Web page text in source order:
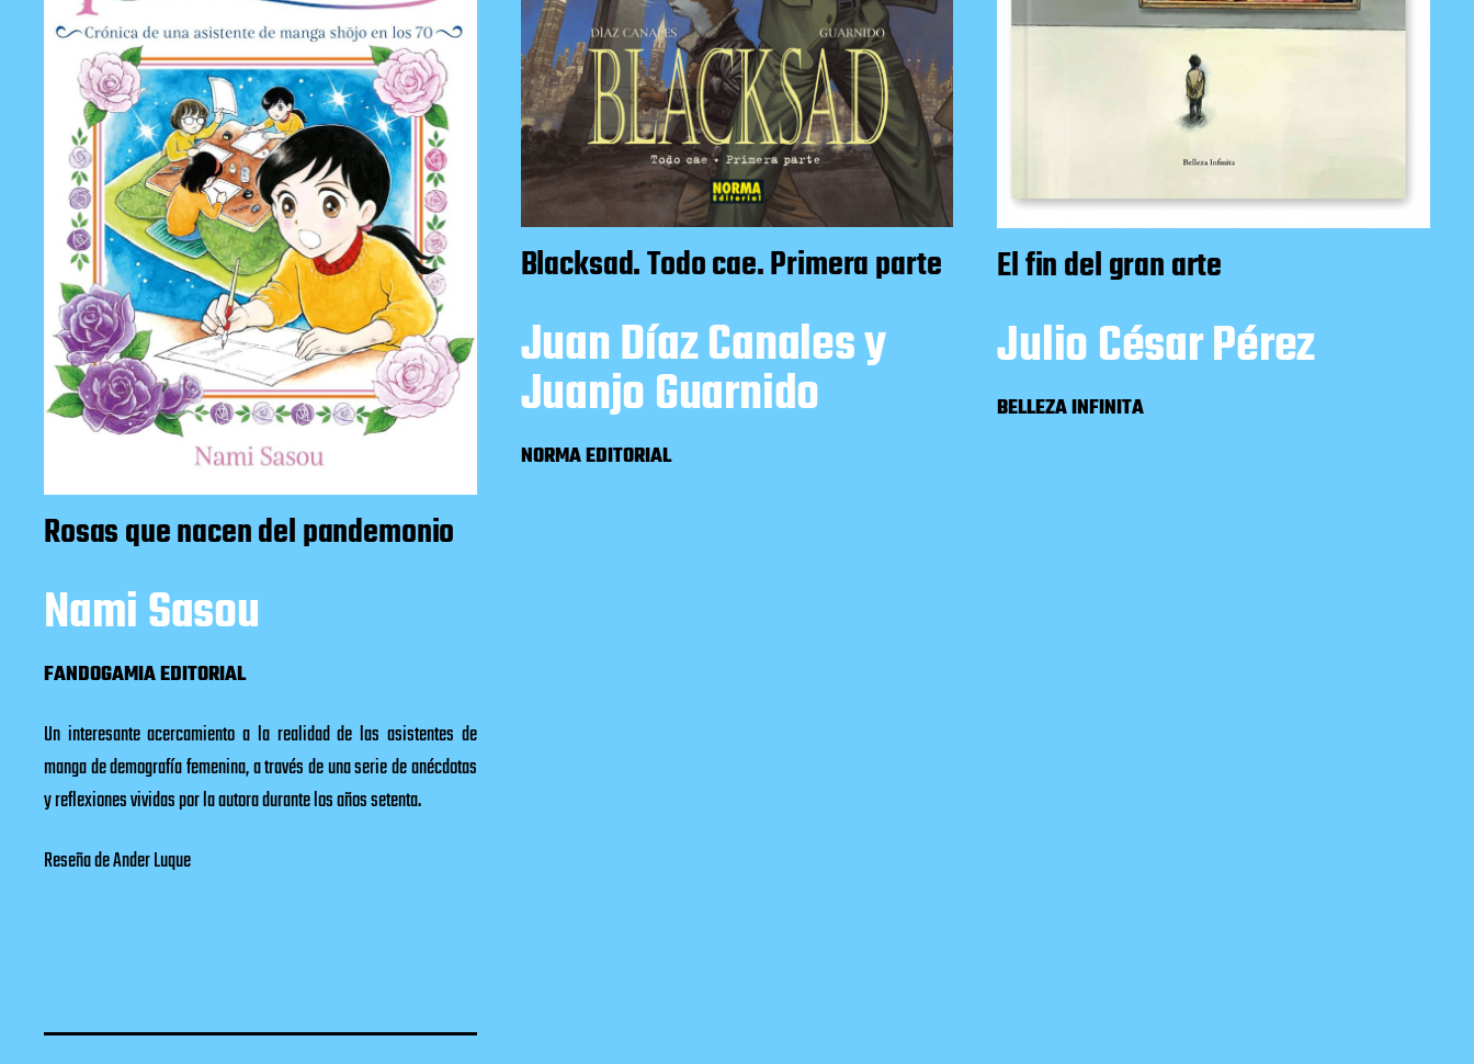
Blacksad. Todo cae. Primera parte
Juan Díaz Canales y
Juanjo Guarnido
NORMA EDITORIAL
El fin del gran arte
Julio César Pérez
BELLEZA INFINITA
Rosas que nacen del pandemonio
Nami Sasou
FANDOGAMIA EDITORIAL
Un interesante acercamiento a la realidad de las asistentes de
manga de demografía femenina, a través de una serie de anécdotas
y reflexiones vividas por la autora durante los años setenta.
Reseña de Ander Luque